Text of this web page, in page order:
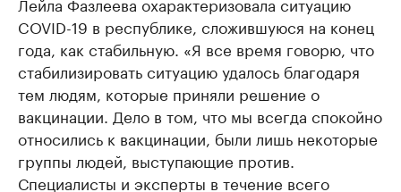
COVID-19 в республике, сложившуюся на конец
года, как стабильную. «Я все время говорю, что
стабилизировать ситуацию удалось благодаря
тем людям, которые приняли решение о
вакцинации. Дело в том, что мы всегда спокойно
относились к вакцинации, были лишь некоторые
группы людей, выступающие против.
Специалисты и эксперты в течение всего